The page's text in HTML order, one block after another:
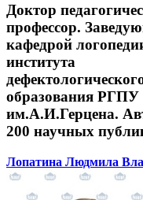
Доктор
профессор.
кафедрой
института
образования РГПУ
им.А.И.Герцена.
200 научных
Лопатина Людмила